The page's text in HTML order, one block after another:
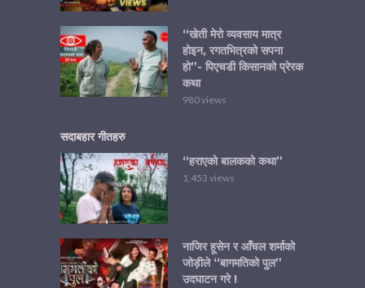
“खेती मेरो व्यवसाय मात्र
होइन, रगतभित्रको सपना
हो”- पिएचडी किसानको प्रेरक
कथा
980 views
सदाबहार गीतहरु
“हराएको बालकको कथा”
1,453 views
नाजिर हूसेन र आँचल शर्माको
जोड़ीले “बागमतिको पुल”
उदघाटन गरे !